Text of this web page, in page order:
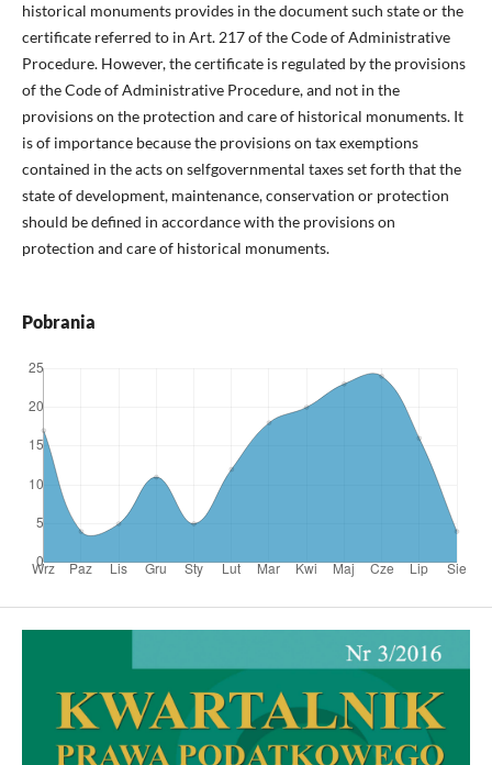
historical monuments provides in the document such state or the
certificate referred to in Art. 217 of the Code of Administrative
Procedure. However, the certificate is regulated by the provisions
of the Code of Administrative Procedure, and not in the
provisions on the protection and care of historical monuments. It
is of importance because the provisions on tax exemptions
contained in the acts on selfgovernmental taxes set forth that the
state of development, maintenance, conservation or protection
should be defined in accordance with the provisions on
protection and care of historical monuments.
Pobrania